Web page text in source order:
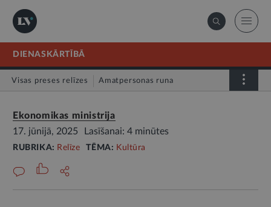
DIENASKĀRTĪBĀ
Visas preses relīzes Amatpersonas runa
Ekonomikas ministrija
17. jūnijā, 2025
Lasīšanai: 4 minūtes
RUBRIKA: Relīze TĒMA: Kultūra